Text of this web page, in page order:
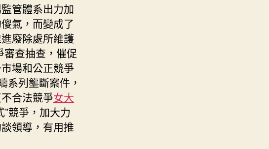
管體系出力加
氣，而變成了
廢除處所維護
查抽查，催促
場和公正競爭
系列壟斷案件，
合法競爭女大
競爭，加大力
領導，有用推